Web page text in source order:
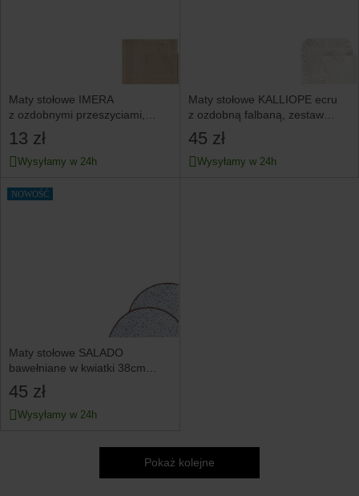
Maty stołowe IMERA
z ozdobnymi przeszyciami,
zestaw 2 szt. 33x48cm HOMLA
13 zł
Wysyłamy w 24h
Maty stołowe KALLIOPE ecru
z ozdobną falbaną, zestaw
2szt. 35x48cm HOMLA
45 zł
Wysyłamy w 24h
NOWOŚĆ
Maty stołowe SALADO
bawełniane w kwiatki 38cm
HOMLA
45 zł
Wysyłamy w 24h
Pokaż kolejne